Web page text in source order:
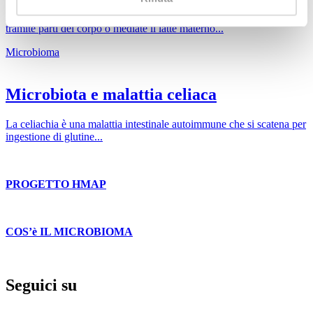
La diretta trasmissione di microorganismi dalla madre al neonato
tramite parti del corpo o mediate il latte materno...
Microbioma
Microbiota e malattia celiaca
La celiachia è una malattia intestinale autoimmune che si scatena per
ingestione di glutine...
PROGETTO HMAP
COS’è IL MICROBIOMA
Seguici su